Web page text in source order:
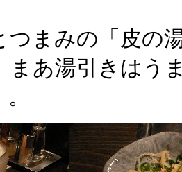
まみの「皮の
まあ湯引きはう